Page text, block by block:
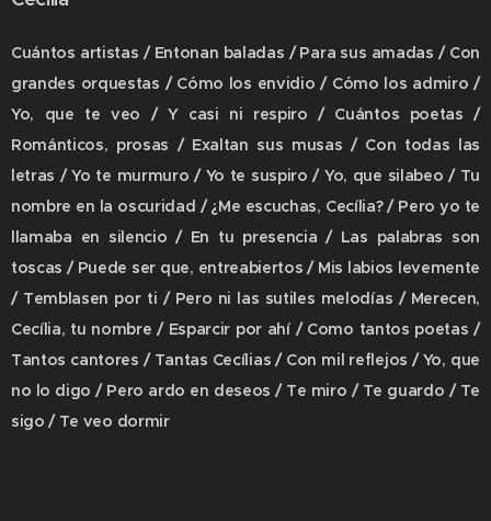
Cuántos artistas / Entonan baladas / Para sus amadas / Con
grandes orquestas / Cómo los envidio / Cómo los admiro /
Yo, que te veo / Y casi ni respiro / Cuántos poetas /
Románticos, prosas / Exaltan sus musas / Con todas las
letras / Yo te murmuro / Yo te suspiro / Yo, que silabeo / Tu
nombre en la oscuridad / ¿Me escuchas, Cecília? / Pero yo te
llamaba en silencio / En tu presencia / Las palabras son
toscas / Puede ser que, entreabiertos / Mis labios levemente
/ Temblasen por ti / Pero ni las sutiles melodías / Merecen,
Cecília, tu nombre / Esparcir por ahí / Como tantos poetas /
Tantos cantores / Tantas Cecílias / Con mil reflejos / Yo, que
no lo digo / Pero ardo en deseos / Te miro / Te guardo / Te
sigo / Te veo dormir